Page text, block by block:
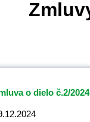
o dielo č.2/